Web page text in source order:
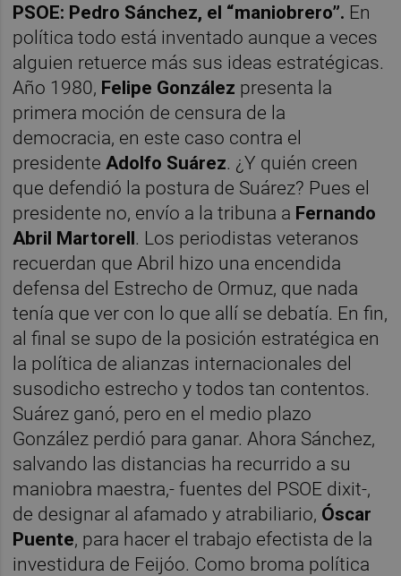
PSOE: Pedro Sánchez, el “maniobrero”. En
política todo está inventado aunque a veces
alguien retuerce más sus ideas estratégicas.
Año 1980, Felipe González presenta la
primera moción de censura de la
democracia, en este caso contra el
presidenteAdolfo Suárez. ¿Y quién creen
que defendió la postura de Suárez? Pues el
presidente no, envío a la tribuna a Fernando
Abril Martorell. Los periodistas veteranos
recuerdan que Abril hizo una encendida
defensa del Estrecho de Ormuz, que nada
tenía que ver con lo que allí se debatía. En fin,
al final se supo de la posición estratégica en
la política de alianzas internacionales del
susodicho estrecho y todos tan contentos.
Suárez ganó, pero en el medio plazo
González perdió para ganar. Ahora Sánchez,
salvando las distancias ha recurrido a su
maniobra maestra,- fuentes del PSOE dixit-,
de designar al afamado y atrabiliario, Óscar
Puente, para hacer el trabajo efectista de la
investidura de Feijóo. Como broma política